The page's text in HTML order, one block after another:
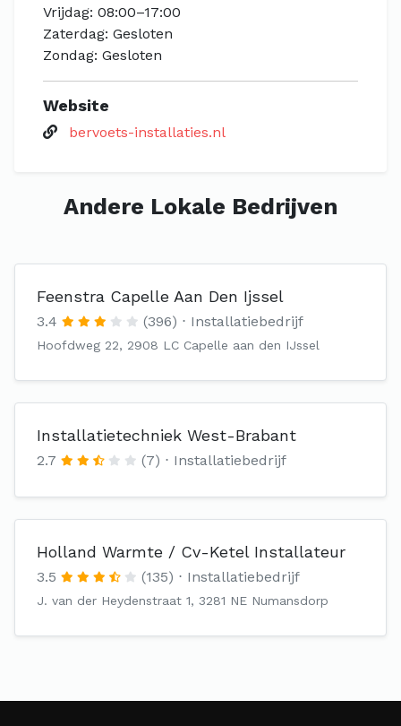
Vrijdag: 08:00–17:00
Zaterdag: Gesloten
Zondag: Gesloten
Website
bervoets-installaties.nl
Andere Lokale Bedrijven
Feenstra Capelle Aan Den Ijssel
3.4 (396) Installatiebedrijf
Hoofdweg 22, 2908 LC Capelle aan den IJssel
Installatietechniek West-Brabant
2.7 (7) Installatiebedrijf
Holland Warmte / Cv-Ketel Installateur
3.5 (135) Installatiebedrijf
J. van der Heydenstraat 1, 3281 NE Numansdorp